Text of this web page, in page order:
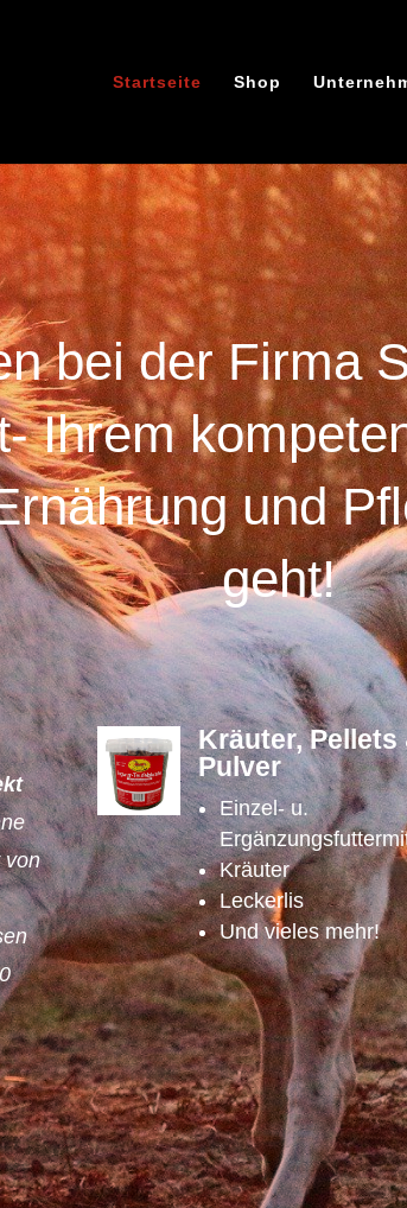
Startseite Shop
bei der Firma
Ihrem
und
geht!
von
Kräuter, Pellets
Pulver
Einzel- u.
Kräuter
Leckerlis
Und vieles mehr!